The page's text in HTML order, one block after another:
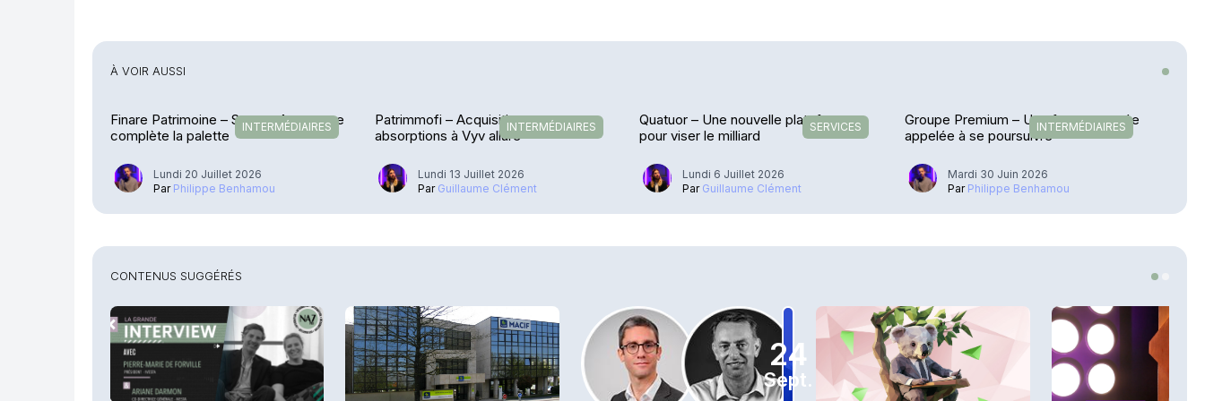
À VOIR AUSSI
INTERMÉDIAIRES
Finare Patrimoine – Sateco Assurance
complète la palette
Lundi 20 Juillet 2026
Par Philippe Benhamou
INTERMÉDIAIRES
Patrimmofi – Acquisitions et
absorptions à Vyv allure
Lundi 13 Juillet 2026
Par Guillaume Clément
SERVICES
Quatuor – Une nouvelle plateforme
pour viser le milliard
Lundi 6 Juillet 2026
Par Guillaume Clément
INTERMÉDIAIRES
Groupe Premium – Une forte poussée
appelée à se poursuivre
Mardi 30 Juin 2026
Par Philippe Benhamou
CONTENUS SUGGÉRÉS
24
Sept.